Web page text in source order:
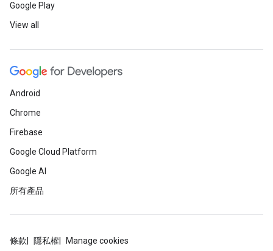
Google Play
View all
Android
Chrome
Firebase
Google Cloud Platform
Google AI
所有產品
條款 隱私權 Manage cookies